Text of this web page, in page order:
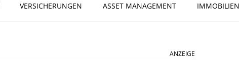
VERSICHERUNGEN ASSET MANAGEMENT IMMOBILIEN
ANZEIGE